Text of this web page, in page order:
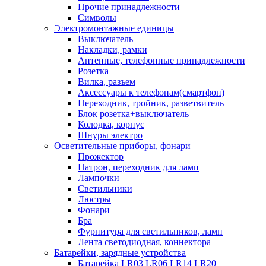
Прочие принадлежности
Символы
Электромонтажные единицы
Выключатель
Накладки, рамки
Антенные, телефонные принадлежности
Розетка
Вилка, разъем
Аксессуары к телефонам(смартфон)
Переходник, тройник, разветвитель
Блок розетка+выключатель
Колодка, корпус
Шнуры электро
Осветительные приборы, фонари
Прожектор
Патрон, переходник для ламп
Лампочки
Светильники
Люстры
Фонари
Бра
Фурнитура для светильников, ламп
Лента светодиодная, коннектора
Батарейки, зарядные устройства
Батарейка LR03 LR06 LR14 LR20